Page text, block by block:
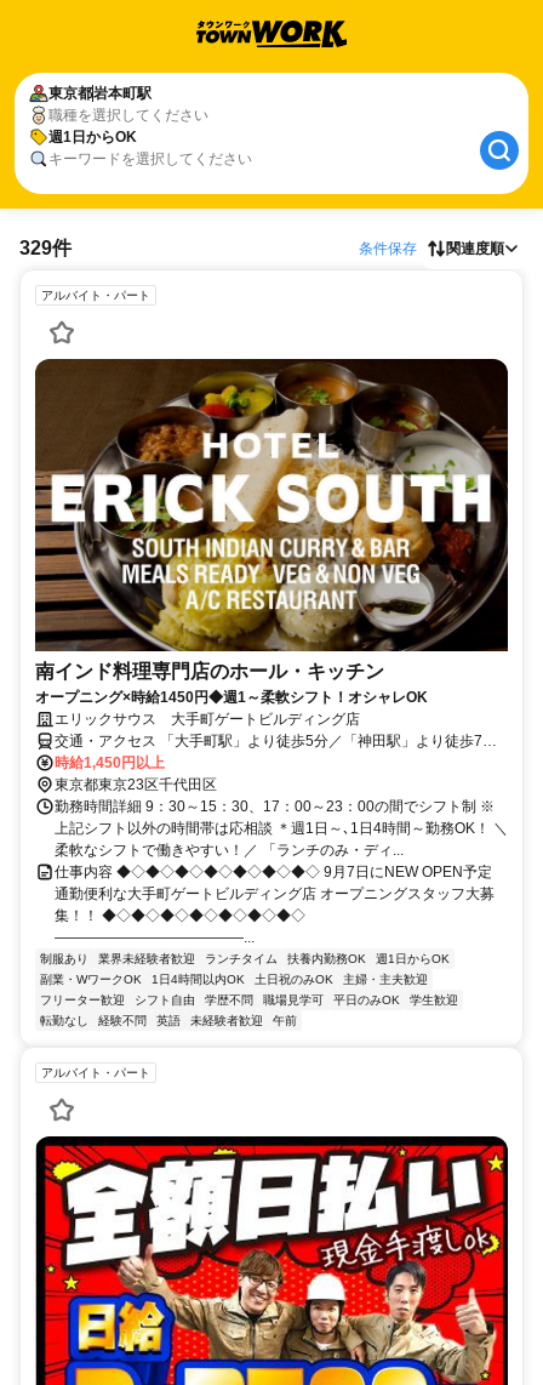
東京都岩本町駅
職種を選択してください
週1日からOK
キーワードを選択してください
329件 条件保存 関連度順
アルバイト・パート
南インド料理専門店のホール・キッチン
オープニング×時給1450円◆週1～柔軟シフト！オシャレOK
エリックサウス 大手町ゲートビルディング店
交通・アクセス 「大手町駅」より徒歩5分／「神田駅」より徒歩7分
／「東京駅」より徒歩13分
時給1,450円以上
東京都東京23区千代田区
勤務時間詳細 9：30～15：30、17：00～23：00の間でシフト制 ※
上記シフト以外の時間帯は応相談 ＊週1日～､1日4時間～勤務OK！ ＼
柔軟なシフトで働きやすい！／ 「ランチのみ・ディ...
仕事内容 ◆◇◆◇◆◇◆◇◆◇◆◇◆◇ 9月7日にNEW OPEN予定
通勤便利な大手町ゲートビルディング店 オープニングスタッフ大募
集！！ ◆◇◆◇◆◇◆◇◆◇◆◇◆◇
―――――――――――――...
制服あり 業界未経験者歓迎 ランチタイム 扶養内勤務OK
週1日からOK
副業・WワークOK
1日4時間以内OK 土日祝のみOK
主婦・主夫歓迎
フリーター歓迎
シフト自由 学歴不問 職場見学可 平日のみOK
学生歓迎
転勤なし
経験不問 英語 未経験者歓迎 午前
アルバイト・パート